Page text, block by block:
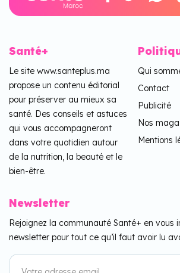
Santé+
Le site www.santeplus.ma
propose un contenu éditorial
pour préserver au mieux sa
santé. Des conseils et astuces
qui vous accompagneront
dans votre quotidien autour
de la nutrition, la beauté et le
bien-être.
Qui
Contact
Publicité
Nos
Mentions
Newsletter
Rejoignez la communauté Santé+ en vous
newsletter pour tout ce qu’il faut avoir lu